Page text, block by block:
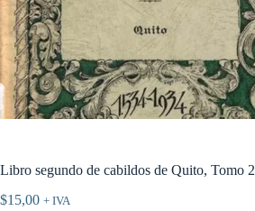
Libro segundo de cabildos de Quito, Tomo 2
$15,00 + IVA